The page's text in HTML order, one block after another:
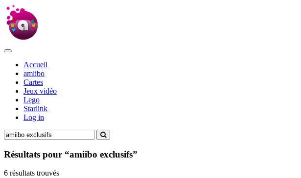
Accueil
amiibo
Cartes
Jeux vidéo
Lego
Starlink
Log in
Résultats pour “amiibo exclusifs”
6 résultats trouvés